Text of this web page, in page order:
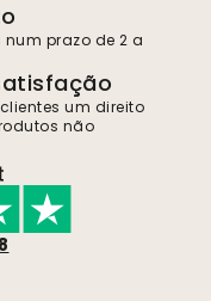
prazo de 2 a
um direito
não